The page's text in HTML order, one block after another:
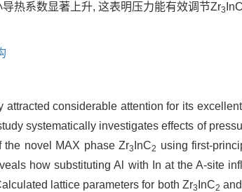
热系数显著上升, 这表明压力能有效调节Zr3
attracted considerable attention for its
systematically investigates effects of
the novel MAX phase Zr3 InC2 using first-
how substituting Al with In at the A-site
lattice parameters for both Zr3 InC2